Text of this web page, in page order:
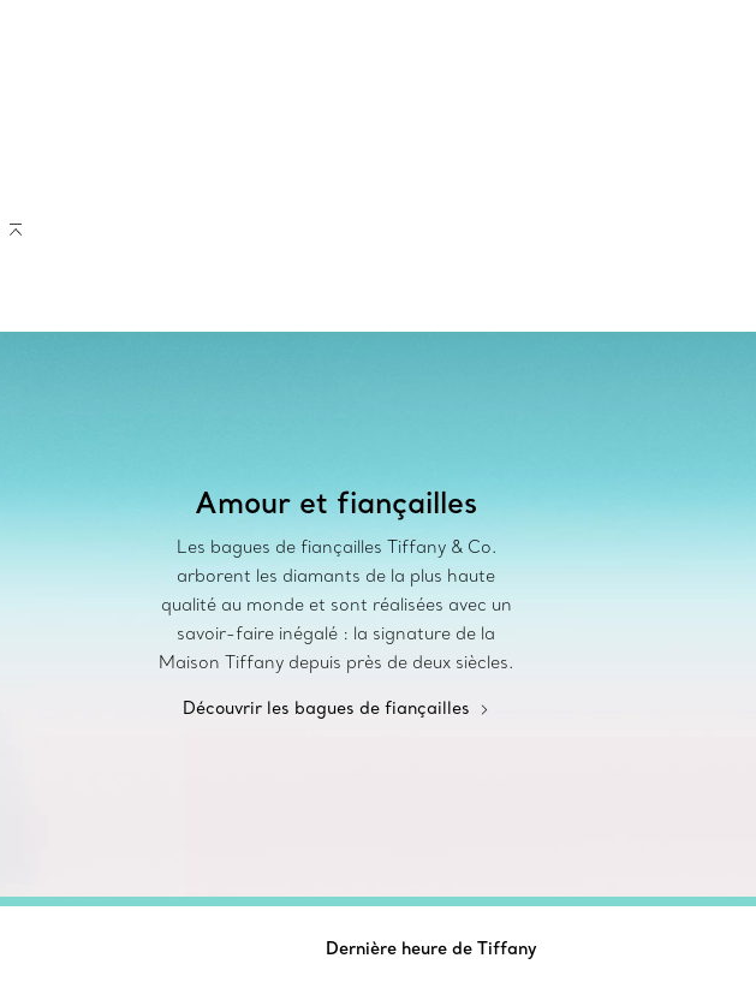
Amour et fiançailles
Les bagues de fiançailles Tiffany & Co.
arborent les diamants de la plus haute
qualité au monde et sont réalisées avec un
savoir-faire inégalé : la signature de la
Maison Tiffany depuis près de deux siècles.
Découvrir les bagues de fiançailles
Dernière heure de Tiffany